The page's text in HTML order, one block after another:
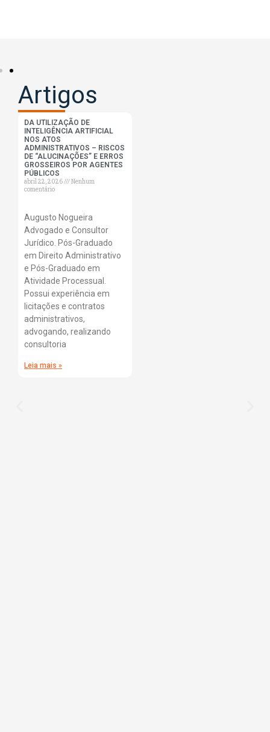
Artigos
DA UTILIZAÇÃO DE
INTELIGÊNCIA ARTIFICIAL
NOS ATOS
ADMINISTRATIVOS – RISCOS
DE “ALUCINAÇÕES” E ERROS
GROSSEIROS POR AGENTES
PÚBLICOS
abril 22, 2026
Nenhum
comentário
Augusto Nogueira
Advogado e Consultor
Jurídico. Pós-Graduado
em Direito Administrativo
e Pós-Graduado em
Atividade Processual.
Possui experiência em
licitações e contratos
administrativos,
advogando, realizando
consultoria
Leia mais »